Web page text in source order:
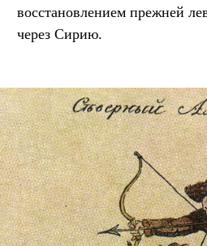
восстановлением прежней
через Сирию.